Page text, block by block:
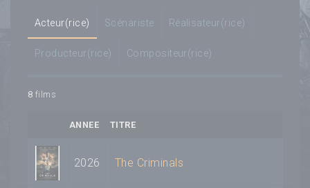
Acteur(rice) Scénariste Réalisateur(rice)
Producteur(rice) Compositeur(rice)
8 films
ANNEE TITRE
2026 The Criminals